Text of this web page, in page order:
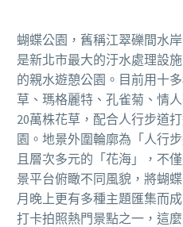
蝴蝶公園，舊稱江翠礫間水
是新北市最大的汙水處理設
的親水遊憩公園。目前用十
草、瑪格麗特、孔雀菊、情
20萬株花草，配合人行步道
園。地景外圍輪廓為「人行
且層次多元的「花海」，不
景平台俯瞰不同風貌，將蝴
月晚上更有多種主題匯集而
打卡拍照熱門景點之一，這